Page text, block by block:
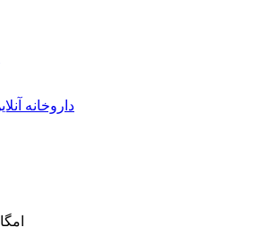
امگا 3 و روغن ماهی